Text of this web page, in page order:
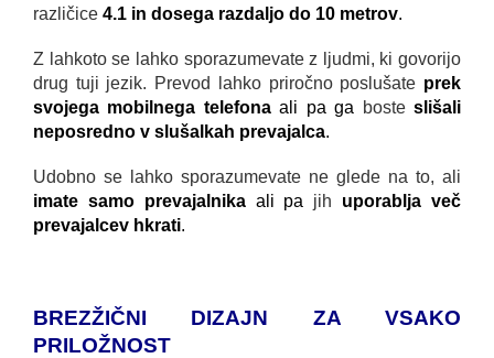
različice 4.1 in dosega razdaljo do 10 metrov.
Z lahkoto se lahko sporazumevate z ljudmi, ki govorijo
drug tuji jezik. Prevod lahko priročno poslušate prek
svojega mobilnega telefonaali pa ga bosteslišali
neposredno v slušalkah prevajalca.
Udobno se lahko sporazumevate ne glede na to, ali
imate samo prevajalnika ali pa jih uporablja več
prevajalcev hkrati.
BREZŽIČNI DIZAJN ZA VSAKO
PRILOŽNOST